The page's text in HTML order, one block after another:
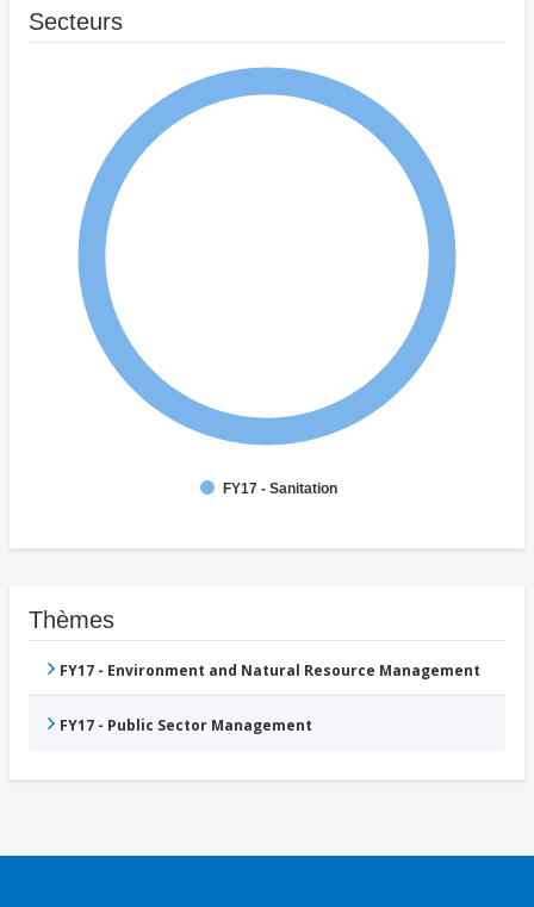
Secteurs
FY17 - Sanitation
Thèmes
FY17 - Environment and Natural Resource Management
FY17 - Public Sector Management